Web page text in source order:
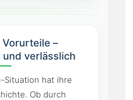
–
verlässlich
Situation hat ihre
Ob durch